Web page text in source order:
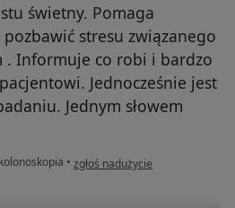
świetny. Pomaga
stresu związanego
. Informuje co robi i bardzo
Jednocześnie jest
Jednym słowem
kolonoskopia • w opinii użytkownika Krzysztof
zgłoś nadużycie